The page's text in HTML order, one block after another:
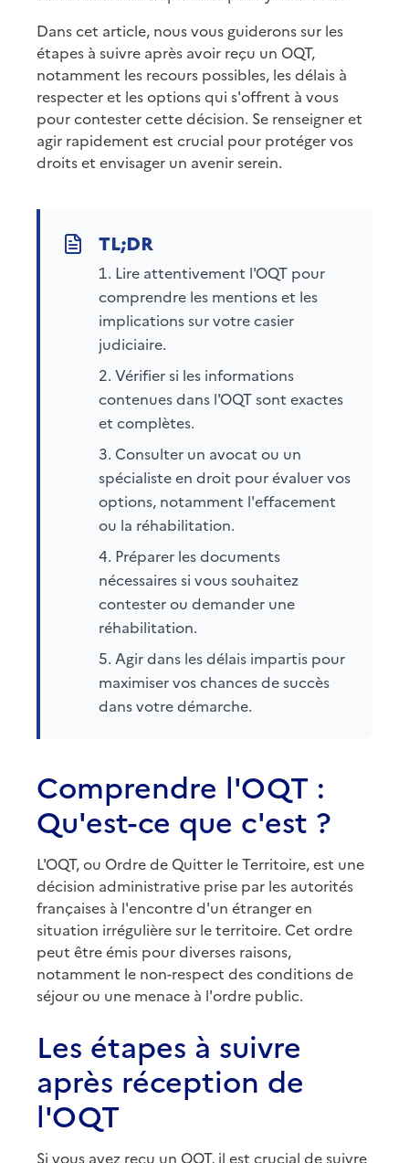
Dans cet article, nous vous guiderons sur les
étapes à suivre après avoir reçu un OQT,
notamment les recours possibles, les délais à
respecter et les options qui s'offrent à vous
pour contester cette décision. Se renseigner et
agir rapidement est crucial pour protéger vos
droits et envisager un avenir serein.
Lire attentivement l'OQT pour
comprendre les mentions et les
implications sur votre casier
judiciaire.
Vérifier si les informations
contenues dans l'OQT sont exactes
et complètes.
Consulter un avocat ou un
spécialiste en droit pour évaluer vos
options, notamment l'effacement
ou la réhabilitation.
Préparer les documents
nécessaires si vous souhaitez
contester ou demander une
réhabilitation.
Agir dans les délais impartis pour
maximiser vos chances de succès
dans votre démarche.
Comprendre l'OQT :
Qu'est-ce que c'est ?
L'OQT, ou Ordre de Quitter le Territoire, est une
décision administrative prise par les autorités
françaises à l'encontre d'un étranger en
situation irrégulière sur le territoire. Cet ordre
peut être émis pour diverses raisons,
notamment le non-respect des conditions de
séjour ou une menace à l'ordre public.
Les étapes à suivre
après réception de
l'OQT
Si vous avez reçu un OQT, il est crucial de suivre